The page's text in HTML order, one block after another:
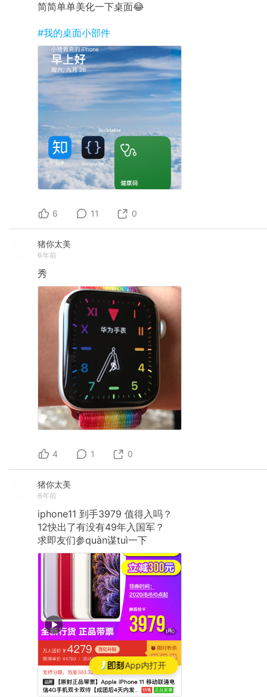
App内打开
简简单单美化一下桌面😂
#我的桌面小部件
6 11 0
猪你太美
6年前
秀
4 1 0
猪你太美
6年前
iphone11 到手3979 值得入吗？
12快出了有没有49年入国军？
求即友们参quàn谋tuì一下